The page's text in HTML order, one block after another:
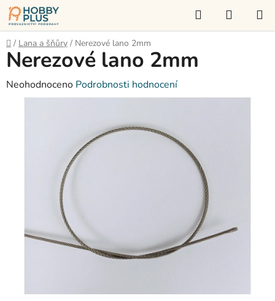
Přejít
na
obsah
Hledat
KOŠÍK
Domů
/ Lana a šňůry / Nerezové lano 2mm
Nerezové lano 2mm
Průměrné
hodnocení
Neohodnoceno Podrobnosti hodnocení